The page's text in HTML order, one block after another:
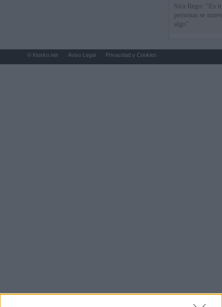
Sira Rego: "Es
personas se
algo"
© Kiosko.net Aviso Legal Privacidad y Cookies